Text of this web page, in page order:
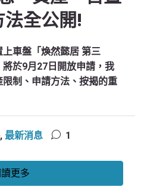
全公開!
車盤「煥然懿居 第三
於9月27日開放申請，我
制、申請方法、按揭的重
, 最新消息 1
讀更多